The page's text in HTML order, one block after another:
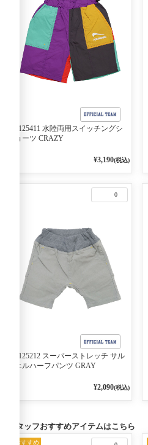
1125411 水陸両用スイッチングシ
ョーツ CRAZY
¥3,190(税込)
0
1125212 スーパーストレッチ サル
エルハーフパンツ GRAY
¥2,090(税込)
スタッフおすすめアイテムはこちら
おすすめ